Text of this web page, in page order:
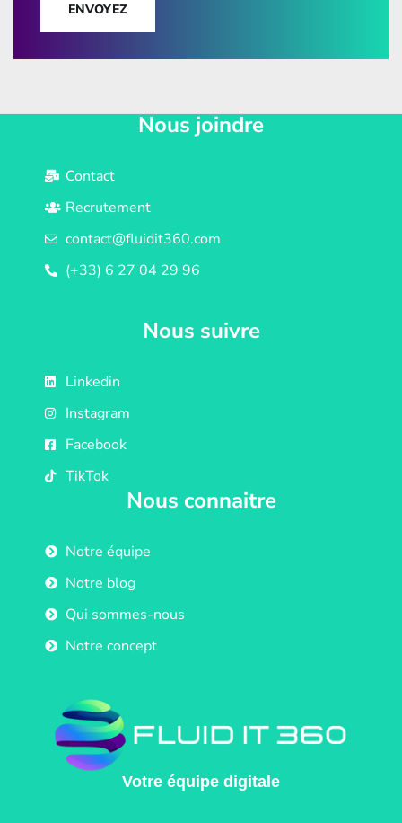
ENVOYEZ
Nous joindre
Contact
Recrutement
contact@fluidit360.com
(+33) 6 27 04 29 96
Nous suivre
Linkedin
Instagram
Facebook
TikTok
Nous connaitre
Notre équipe
Notre blog
Qui sommes-nous
Notre concept
Votre équipe digitale